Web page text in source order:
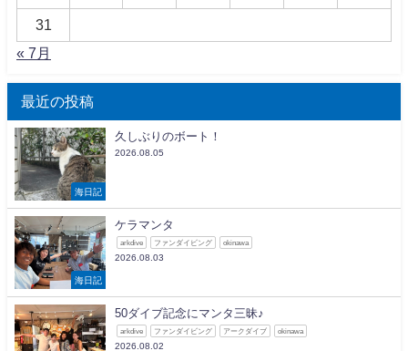
31
« 7月
最近の投稿
海日記
久しぶりのボート！
2026.08.05
海日記
ケラマンタ
arkdive ファンダイビング okinawa
2026.08.03
50ダイブ記念にマンタ三昧♪
arkdive ファンダイビング アークダイブ okinawa
2026.08.02